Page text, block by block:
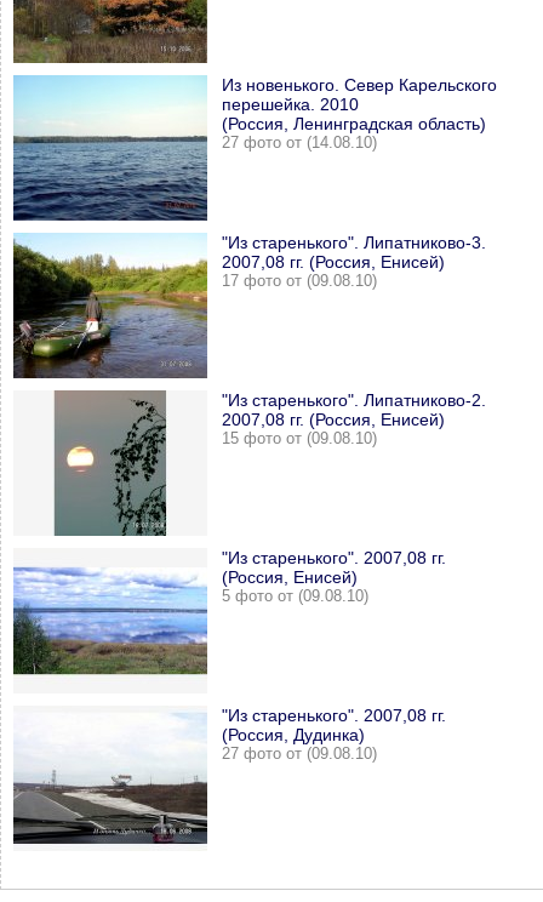
Из новенького. Север Карельского
перешейка. 2010
(Россия, Ленинградская область)
27 фото от (14.08.10)
"Из старенького". Липатниково-3.
2007,08 гг. (Россия, Енисей)
17 фото от (09.08.10)
"Из старенького". Липатниково-2.
2007,08 гг. (Россия, Енисей)
15 фото от (09.08.10)
"Из старенького". 2007,08 гг.
(Россия, Енисей)
5 фото от (09.08.10)
"Из старенького". 2007,08 гг.
(Россия, Дудинка)
27 фото от (09.08.10)